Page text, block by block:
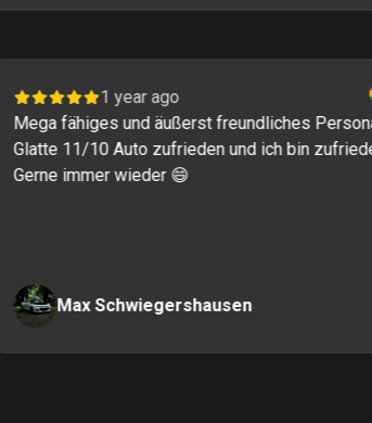
1 year ago
und äußerst freundliches Personal
Auto zufrieden und ich bin zufrieden
wieder 😄